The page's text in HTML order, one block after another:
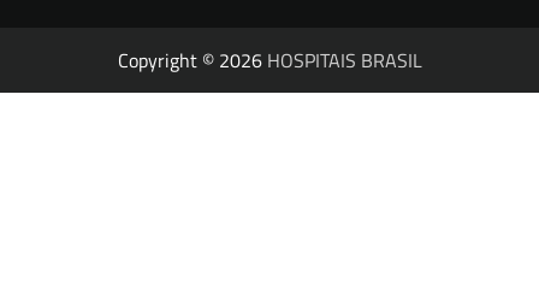
Copyright © 2026 HOSPITAIS BRASIL